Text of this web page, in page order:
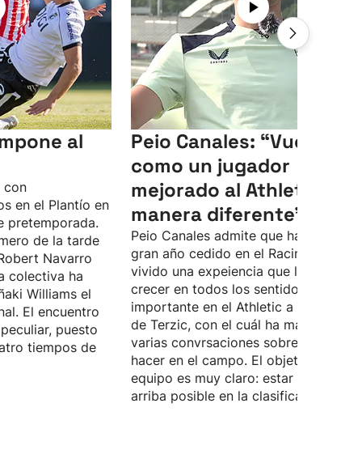
al
con
en el Plantío en
pretemporada.
de la tarde
Navarro
colectiva ha
Williams el
El encuentro
puesto
tiempos de
Peio Canales: “Vuelvo
como un jugador
mejorado al Athletic, de
manera diferente”
Peio Canales admite que ha pasado
gran año cedido en el Racing, donde
vivido una expeiencia que le ha
crecer en todos los sentidos. Quiere
importante en el Athletic a las
de Terzic, con el cuál ha mantenido
varias convrsaciones sobre lo que
hacer en el campo. El objetivo del
equipo es muy claro: estar lo más
arriba posible en la clasificación.